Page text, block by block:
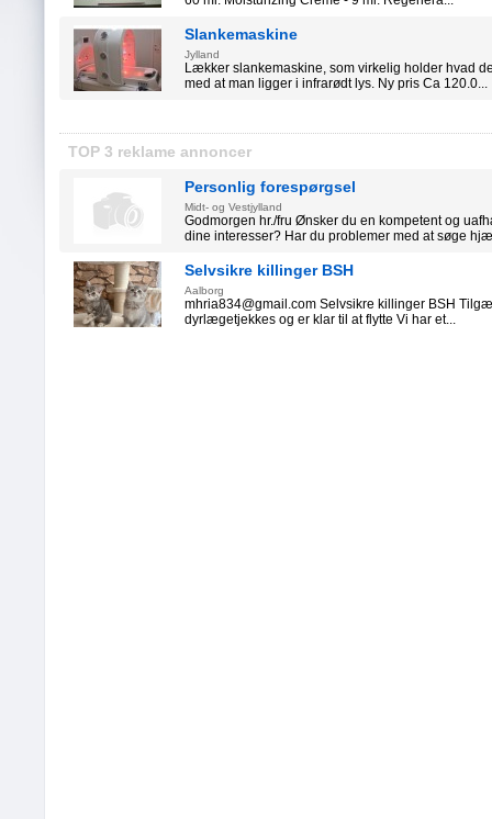
Slankemaskine
Jylland
Lækker slankemaskine, som virkelig holder hvad
med at man ligger i infrarødt lys. Ny pris Ca 120.0...
TOP 3 reklame annoncer
Personlig forespørgsel
Midt- og Vestjylland
Godmorgen hr./fru Ønsker du en kompetent og
dine interesser? Har du problemer med at søge
Selvsikre killinger BSH
Aalborg
mhria834@gmail.com Selvsikre killinger BSH
dyrlægetjekkes og er klar til at flytte Vi har et...